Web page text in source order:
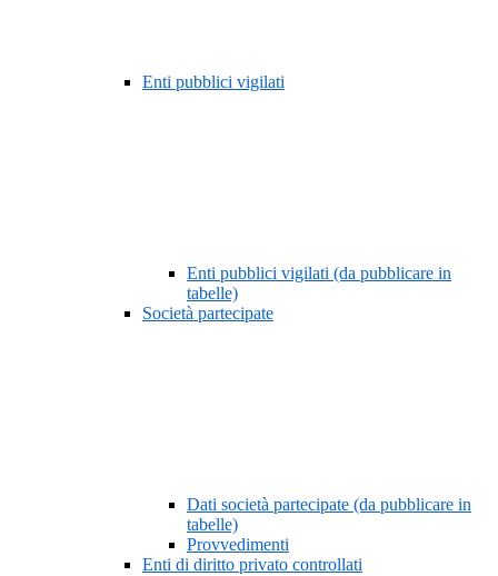
Enti pubblici vigilati
Enti pubblici vigilati (da pubblicare in
tabelle)
Società partecipate
Dati società partecipate (da pubblicare in
tabelle)
Provvedimenti
Enti di diritto privato controllati